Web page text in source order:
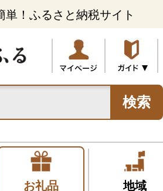
単！ふるさと納税サイト
検索
お礼品 地域